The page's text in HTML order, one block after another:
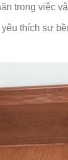
trong việc
thích sự